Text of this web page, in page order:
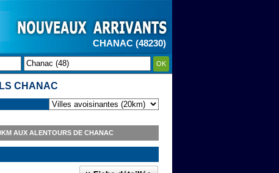
CHANAC (48230)
OK
CHANAC
AUX ALENTOURS DE CHANAC